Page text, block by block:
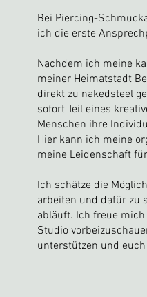
Bei Piercing-
ich die erste
Nachdem ich meine
meiner Heimatstadt
direkt zu nakedsteel
sofort Teil eines
Menschen ihre
Hier kann ich meine
meine Leidenschaft
Ich schätze die
arbeiten und dafür zu
abläuft. Ich freue
Studio
unterstützen und